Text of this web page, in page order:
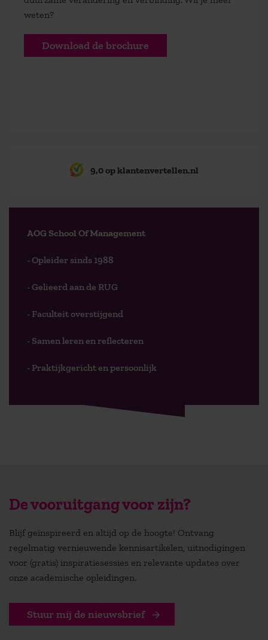
weten?
Download de brochure
9,0 op klantenvertellen.nl
AOG School Of Management
- Opleider sinds 1988
- Gelieerd aan de RUG
- Faculteit overstijgend
- Samen leren en reflecteren
- Praktijkgericht en persoonlijk
De vooruitgang voor zijn?
Blijf geïnspireerd en altijd op de hoogte! Ontvang
regelmatig vernieuwende kennisartikelen, uitnodigingen
voor (gratis) inspiratiesessies en relevante updates over
onze academische opleidingen.
Stuur mij de nieuwsbrief